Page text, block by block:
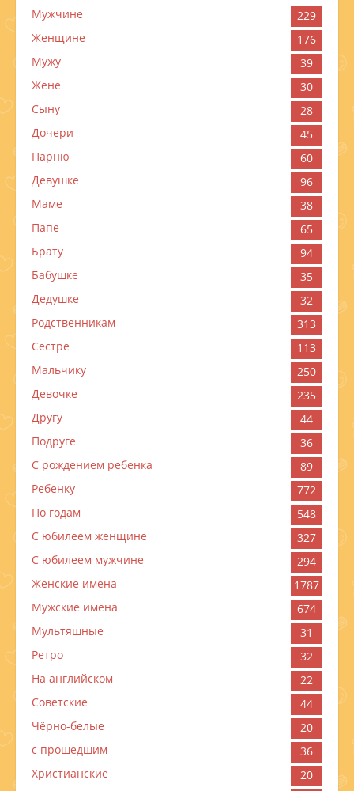
Мужчине
229
Женщине
176
Мужу
39
Жене
30
Сыну
28
Дочери
45
Парню
60
Девушке
96
Маме
38
Папе
65
Брату
94
Бабушке
35
Дедушке
32
Родственникам
313
Сестре
113
Мальчику
250
Девочке
235
Другу
44
Подруге
36
С рождением ребенка
89
Ребенку
772
По годам
548
C юбилеем женщине
327
C юбилеем мужчине
294
Женские имена
1787
Мужские имена
674
Мультяшные
31
Ретро
32
На английском
22
Советские
44
Чёрно-белые
20
с прошедшим
36
Христианские
20